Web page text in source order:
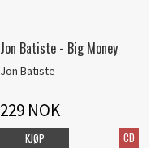
Jon Batiste - Big Money
Jon Batiste
229 NOK
CD
KJØP